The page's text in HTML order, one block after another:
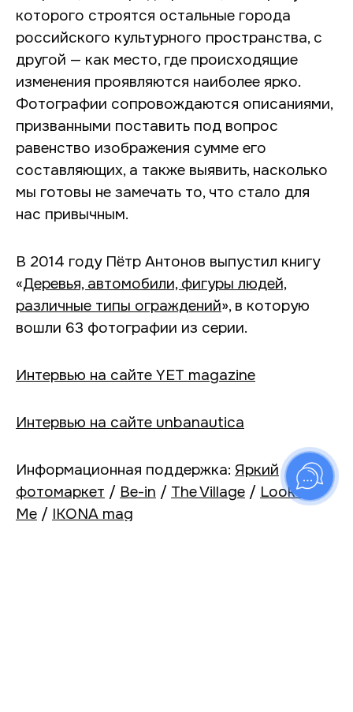
которого строятся остальные города
российского культурного пространства, с
другой — как место, где происходящие
изменения проявляются наиболее ярко.
Фотографии сопровождаются описаниями,
призванными поставить под вопрос
равенство изображения сумме его
составляющих, а также выявить, насколько
мы готовы не замечать то, что стало для
нас привычным.
В 2014 году Пётр Антонов выпустил книгу
«Деревья, автомобили, фигуры людей,
различные типы ограждений», в которую
вошли 63 фотографии из серии.
Интервью на сайте YET magazine
Интервью на сайте unbanautica
Информационная поддержка: Яркий
фотомаркет / Be-in / The Village / Look at
Me / IKONA mag